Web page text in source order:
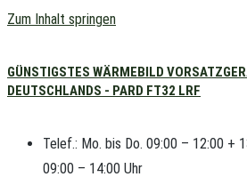
Zum Inhalt springen
GÜNSTIGSTES WÄRMEBILD
DEUTSCHLANDS - PARD FT32 LRF
Telef.: Mo. bis Do. 09:00 – 12:00 +
09:00 – 14:00 Uhr